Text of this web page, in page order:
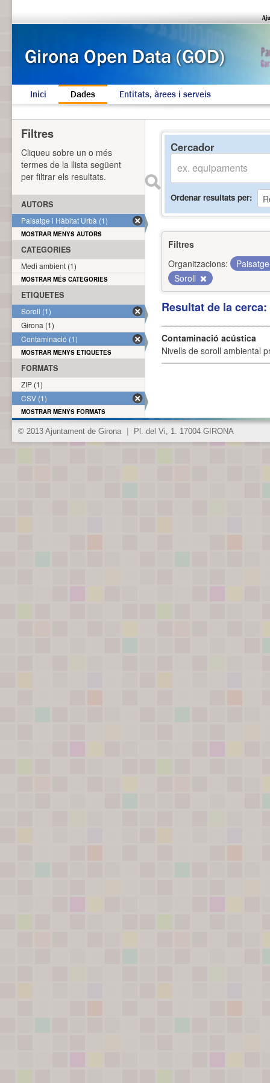
Inici Dades Entitats, àrees i serveis
Cercador
Ordenar resultats per
Filtres
Organitzacions:
Soroll
Resultat de la
Contaminació acústica
Nivells de soroll ambiental
Filtres
Cliqueu sobre un o més
termes de la llista següent
per filtrar els resultats.
AUTORS
Paisatge i Hàbitat Urbà (1)
MOSTRAR MENYS AUTORS
CATEGORIES
Medi ambient (1)
MOSTRAR MÉS CATEGORIES
ETIQUETES
Soroll (1)
Girona (1)
Contaminació (1)
MOSTRAR MENYS ETIQUETES
FORMATS
ZIP (1)
CSV (1)
MOSTRAR MENYS FORMATS
© 2013 Ajuntament de Girona Pl. del Vi, 1. 17004 GIRONA